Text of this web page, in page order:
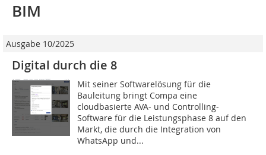
BIM
Ausgabe 10/2025
Digital durch die 8
Mit seiner Softwarelösung für die
Bauleitung bringt Compa eine
cloudbasierte AVA- und Controlling-
Software für die Leistungsphase 8 auf den
Markt, die durch die Integration von
WhatsApp und...